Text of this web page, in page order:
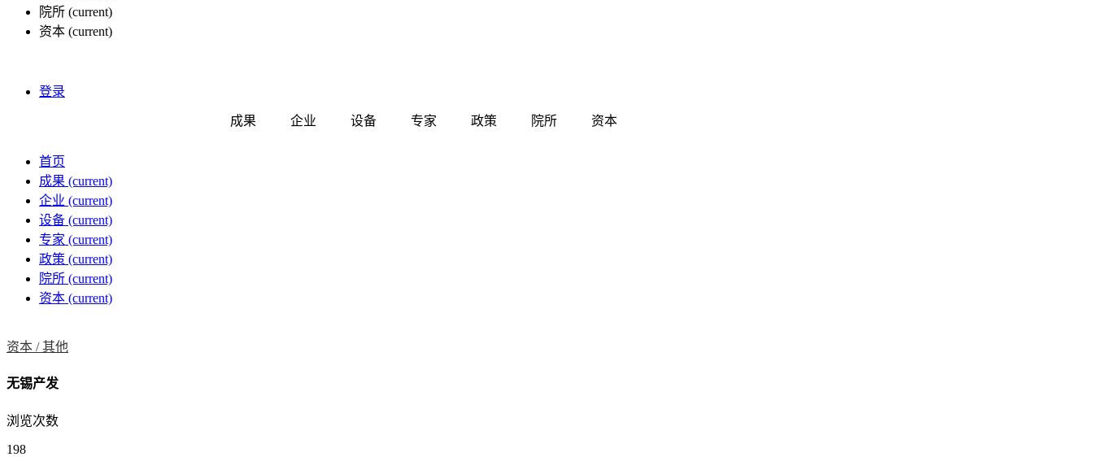
院所 (current)
资本 (current)
登录
成果 企业 设备 专家 政策 院所 资本
首页
成果 (current)
企业 (current)
设备 (current)
专家 (current)
政策 (current)
院所 (current)
资本 (current)
资本 /其他
无锡产发
浏览次数
198